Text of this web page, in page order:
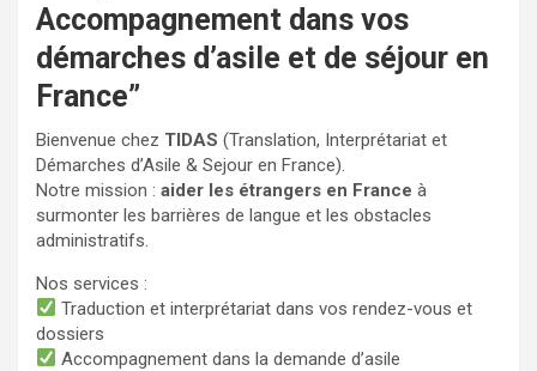
Accompagnement dans vos
démarches d’asile et de séjour en
France”
Bienvenue chez TIDAS (Translation, Interprétariat et
Démarches d’Asile & Sejour en France).
Notre mission : aider les étrangers en France à
surmonter les barrières de langue et les obstacles
administratifs.
Nos services :
Traduction et interprétariat dans vos rendez-vous et
dossiers
Accompagnement dans la demande d’asile